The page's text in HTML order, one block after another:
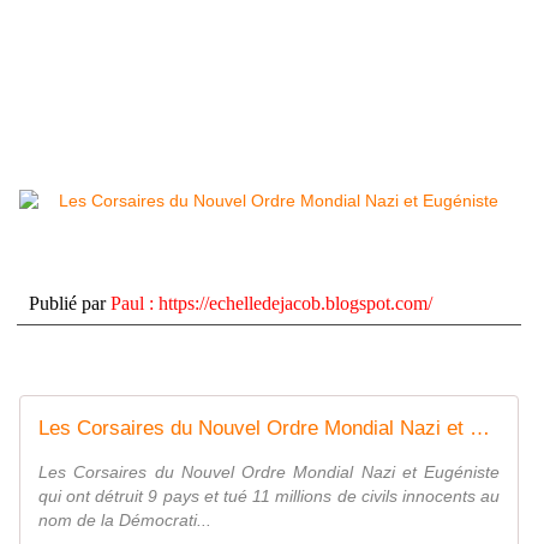
Publié par Paul : https://echelledejacob.blogspot.com/
Les Corsaires du Nouvel Ordre Mondial Nazi et Eugéniste !
Les Corsaires du Nouvel Ordre Mondial Nazi et Eugéniste
qui ont détruit 9 pays et tué 11 millions de civils innocents au
nom de la Démocrati...